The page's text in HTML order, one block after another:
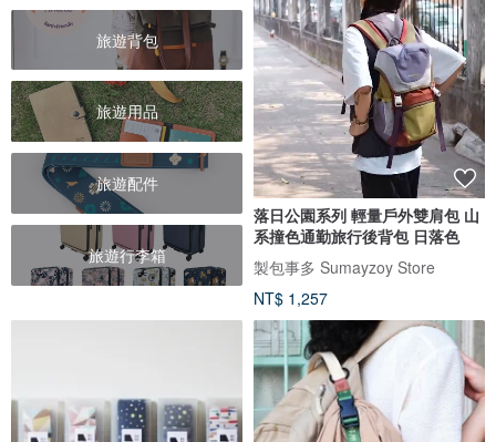
旅遊背包
旅遊用品
旅遊配件
旅遊行李箱
落日公園系列 輕量戶外雙肩包 山
系撞色通勤旅行後背包 日落色
製包事多 Sumayzoy Store
NT$ 1,257